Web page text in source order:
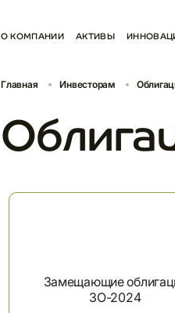
О КОМПАНИИ
КОРПОРАТИВНОЕ УПРАВЛЕНИЕ
АКТИВЫ
ПРОЕКТЫ
ДОКУМЕНТЫ
Главная Инвесторам
Замещающие
ЗО-2024